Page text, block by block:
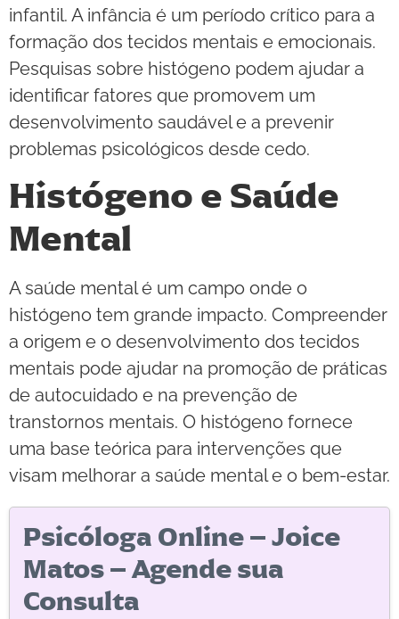
infantil. A infância é um período crítico para a
formação dos tecidos mentais e emocionais.
Pesquisas sobre histógeno podem ajudar a
identificar fatores que promovem um
desenvolvimento saudável e a prevenir
problemas psicológicos desde cedo.
Histógeno e Saúde
Mental
A saúde mental é um campo onde o
histógeno tem grande impacto. Compreender
a origem e o desenvolvimento dos tecidos
mentais pode ajudar na promoção de práticas
de autocuidado e na prevenção de
transtornos mentais. O histógeno fornece
uma base teórica para intervenções que
visam melhorar a saúde mental e o bem-estar.
Psicóloga Online – Joice
Matos – Agende sua
Consulta